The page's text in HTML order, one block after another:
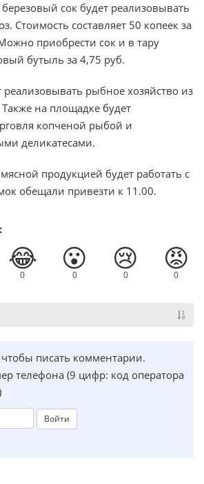
березовый сок будет реализовывать
Стоимость составляет 50 копеек за
приобрести сок и в тару
бутыль за 4,75 руб.
рыбное хозяйство из
на площадке будет
копченой рыбой и
деликатесами.
продукцией будет работать с
обещали привезти к 11.00.
😂
0
😮
0
😢
0
😡
0
писать комментарии.
телефона (9 цифр: код оператора
Войти